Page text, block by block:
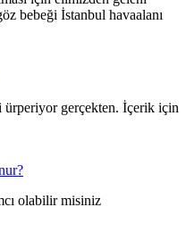
bebeği İstanbul havaalanı
ürperiyor gerçekten. İçerik için
olabilir misiniz